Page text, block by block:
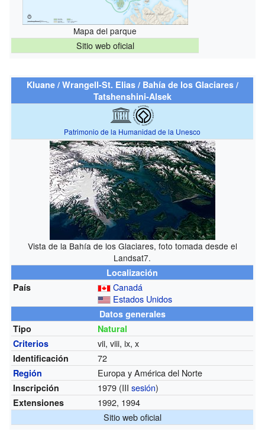
Mapa del parque
Sitio web oficial
Kluane / Wrangell-St. Elias / Bahía de los Glaciares /
Tatshenshini-Alsek
Patrimonio de la Humanidad de la Unesco
Vista de la Bahía de los Glaciares, foto tomada desde el
Landsat7.
Localización
País
Canadá
Estados Unidos
Datos generales
Tipo
Natural
Criterios
vii, viii, ix, x
Identificación 72
Región Europa y América del Norte
Inscripción 1979 (IIIsesión)
Extensiones
1992, 1994
Sitio web oficial